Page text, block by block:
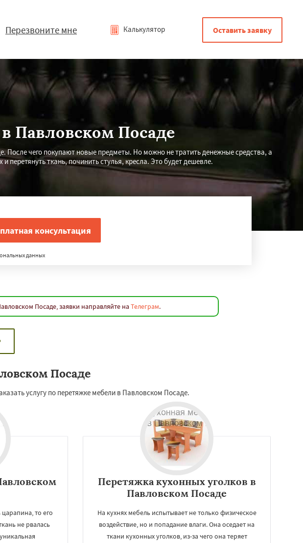
Перезвоните мне Калькулятор Оставить заявку
Павловском Посаде
После чего покупают новые предметы. Но можно не тратить денежные средства, а
ткань, починить стулья, кресла. Это будет дешевле.
данных
Посаде, заявки направляйте на Телеграм.
Посаде
услугу по перетяжке мебели в Павловском Посаде.
то его
не рвалась
Перетяжка кухонных уголков в
Павловском Посаде
На кухнях мебель испытывает не только физическое
воздействие, но и попадание влаги. Она оседает на
ткани кухонных уголков, из-за чего она теряет